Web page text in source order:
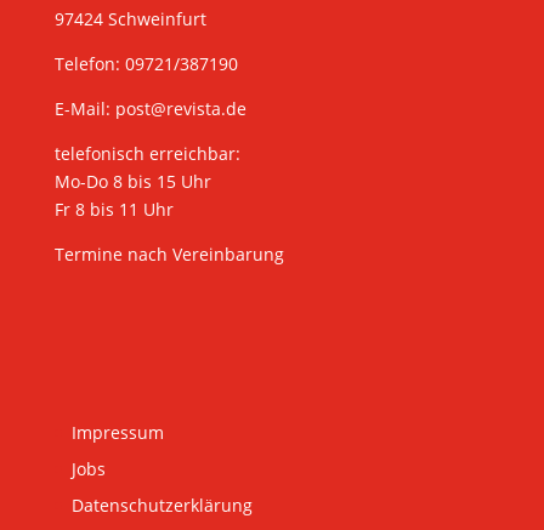
97424 Schweinfurt
Telefon: 09721/387190
E-Mail: post@revista.de
telefonisch erreichbar:
Mo-Do 8 bis 15 Uhr
Fr 8 bis 11 Uhr
Termine nach Vereinbarung
Impressum
Jobs
Datenschutzerklärung